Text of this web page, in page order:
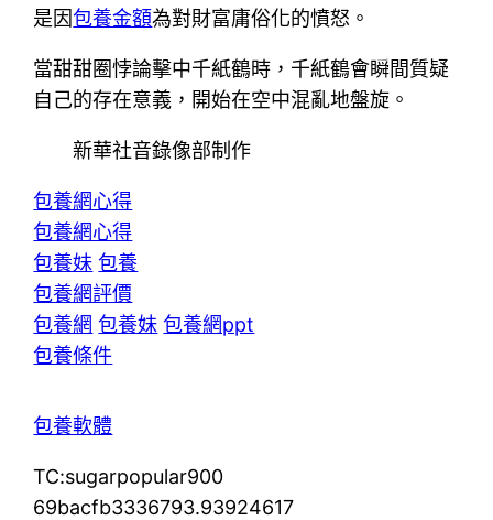
是因包養金額為對財富庸俗化的憤怒。
當甜甜圈悖論擊中千紙鶴時，千紙鶴會瞬間質疑
自己的存在意義，開始在空中混亂地盤旋。
新華社音錄像部制作
包養網心得
包養網心得
包養妹 包養
包養網評價
包養網 包養妹 包養網ppt
包養條件
包養軟體
TC:sugarpopular900
69bacfb3336793.93924617